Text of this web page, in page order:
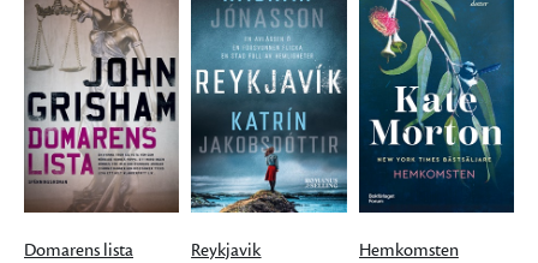
Domarens lista Reykjavik Hemkomsten